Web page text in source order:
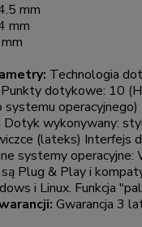
mm
mm
Technologia
dotykowe: 10
operacyjnego)
wykonywany:
(lateks) Interfejs
systemy operacyjne:
Plug & Play i
i Linux. Funkcja
Gwarancja 3